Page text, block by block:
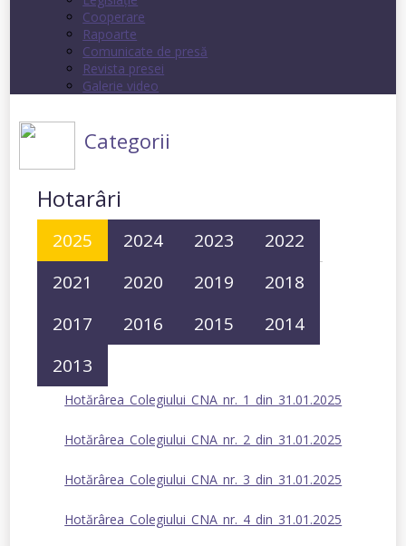
Cooperare
Rapoarte
Comunicate de presă
Revista presei
Galerie video
Categorii
Hotarâri
2025 2024 2023
2022
2021
2020 2019
2018
2017
2016 2015
2014
2013
Hotărârea_Colegiului_CNA_nr._1_din_31.01.2025
Hotărârea_Colegiului_CNA_nr._2_din_31.01.2025
Hotărârea_Colegiului_CNA_nr._3_din_31.01.2025
Hotărârea_Colegiului_CNA_nr._4_din_31.01.2025